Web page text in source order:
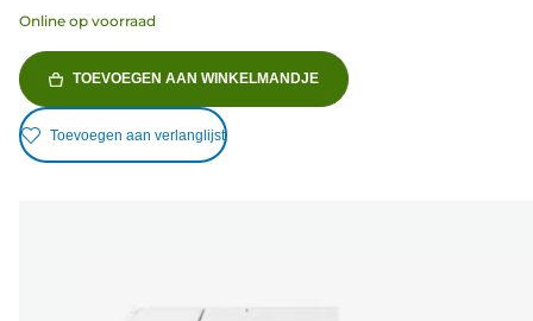
Online op voorraad
TOEVOEGEN AAN WINKELMANDJE
Toevoegen aan verlanglijst